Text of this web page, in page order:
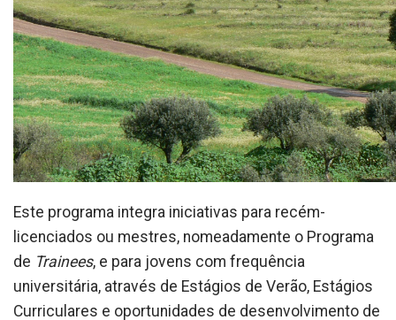
Este programa integra iniciativas para recém-
licenciados ou mestres, nomeadamente o Programa
de Trainees, e para jovens com frequência
universitária, através de Estágios de Verão, Estágios
Curriculares e oportunidades de desenvolvimento de